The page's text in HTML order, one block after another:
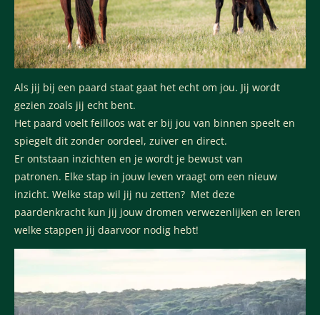
Als jij bij een paard staat gaat het echt om jou. Jij wordt
gezien zoals jij echt bent.
Het paard voelt feilloos wat er bij jou van binnen speelt en
spiegelt dit zonder oordeel, zuiver en direct.
Er ontstaan inzichten en je wordt je bewust van
patronen. Elke stap in jouw leven vraagt om een nieuw
inzicht. Welke stap wil jij nu zetten? Met deze
paardenkracht kun jij jouw dromen verwezenlijken en leren
welke stappen jij daarvoor nodig hebt!